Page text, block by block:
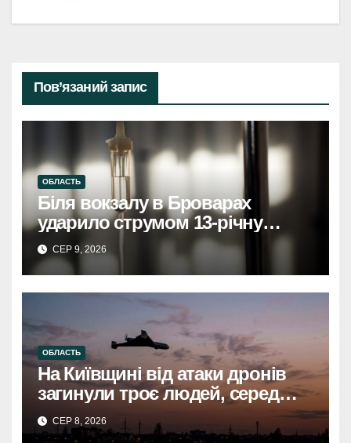
Пов’язаний запис
ОБЛАСТЬ
Біля вокзалу в Броварах
ударило струмом 13-річну
дівчинку, вона у тяжкому
станіБіля вокзалу в Броварах
струмом вдарило 13-річну
дівчинку, стан важкий
СЕР 9, 2026
ОБЛАСТЬ
На Київщині від атаки дронів
загинули троє людей, серед
них дитинаНа Київщині
загинули троє, серед них
СЕР 8, 2026